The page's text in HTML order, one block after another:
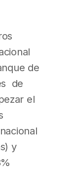
de
de
el
y